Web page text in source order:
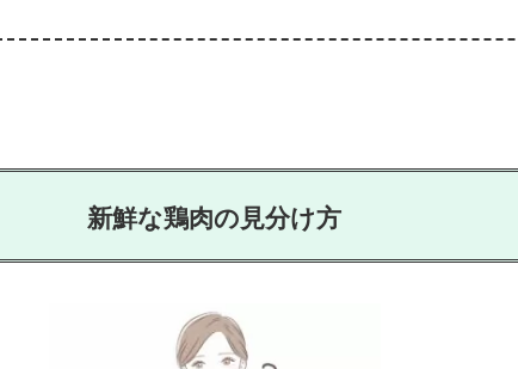
新鮮な鶏肉の見分け方